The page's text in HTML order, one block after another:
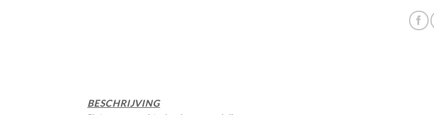
BESCHRIJVING